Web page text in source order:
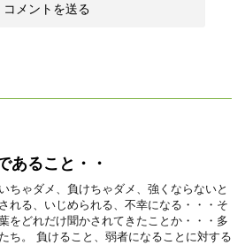
あること・・
ちゃダメ、負けちゃダメ、強くならないと
れる、いじめられる、不幸になる・・・そ
をどれだけ聞かされてきたことか・・・多
ち。 負けること、弱者になることに対する